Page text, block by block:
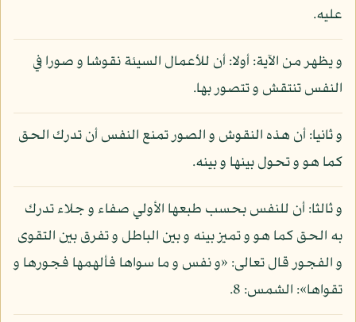
عليه.
و يظهر من الآية: أولا: أن للأعمال السيئة نقوشا و صورا في
النفس تنتقش و تتصور بها.
و ثانيا: أن هذه النقوش و الصور تمنع النفس أن تدرك الحق
كما هو و تحول بينها و بينه.
و ثالثا: أن للنفس بحسب طبعها الأولي صفاء و جلاء تدرك
به الحق كما هو و تميز بينه و بين الباطل و تفرق بين التقوى
و الفجور قال تعالى: «و نفس و ما سواها فألهمها فجورها و
تقواها»: الشمس: 8.